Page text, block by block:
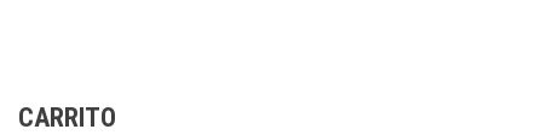
CARRITO